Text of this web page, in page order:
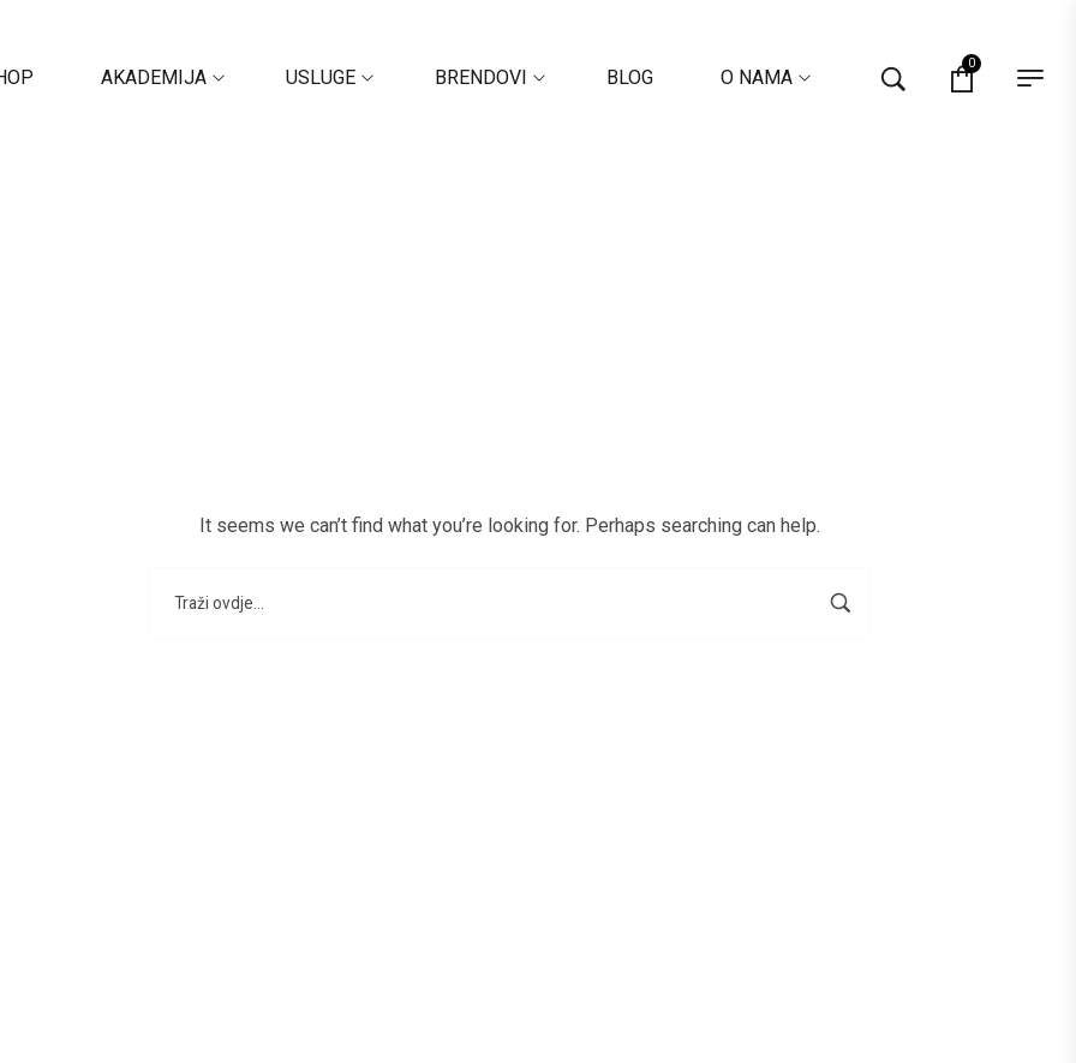
AKADEMIJA USLUGE BRENDOVI BLOG O NAMA
0
It seems we can’t find what you’re looking for. Perhaps searching can help.